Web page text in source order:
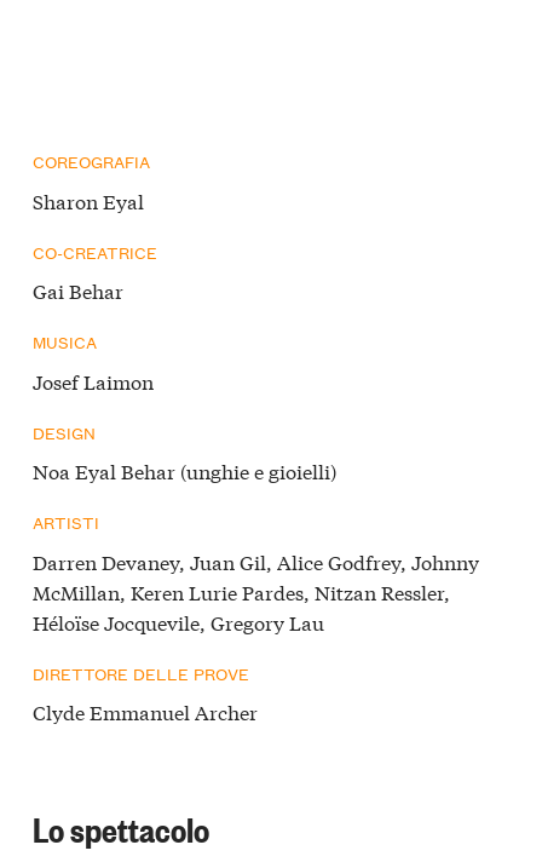
COREOGRAFIA
Sharon Eyal
CO-CREATRICE
Gai Behar
MUSICA
Josef Laimon
DESIGN
Noa Eyal Behar (unghie e gioielli)
ARTISTI
Darren Devaney, Juan Gil, Alice Godfrey, Johnny
McMillan, Keren Lurie Pardes, Nitzan Ressler,
Héloïse Jocquevile, Gregory Lau
DIRETTORE DELLE PROVE
Clyde Emmanuel Archer
Lo spettacolo